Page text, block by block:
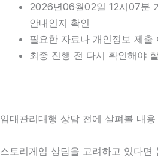
2026년06월02일 12시07분
안내인지 확인
필요한 자료나 개인정보 제출
최종 진행 전 다시 확인해야
임대관리대행 상담 전에 살펴볼 내용
스토리게임 상담을 고려하고 있다면